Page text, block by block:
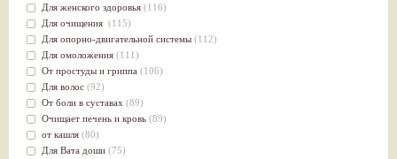
Для женского здоровья (116)
Для очищения (115)
Для опорно-двигательной системы (112)
Для омоложения (111)
От простуды и гриппа (106)
Для волос (92)
От боли в суставах (89)
Очищает печень и кровь (89)
от кашля (80)
Для Вата доши (75)